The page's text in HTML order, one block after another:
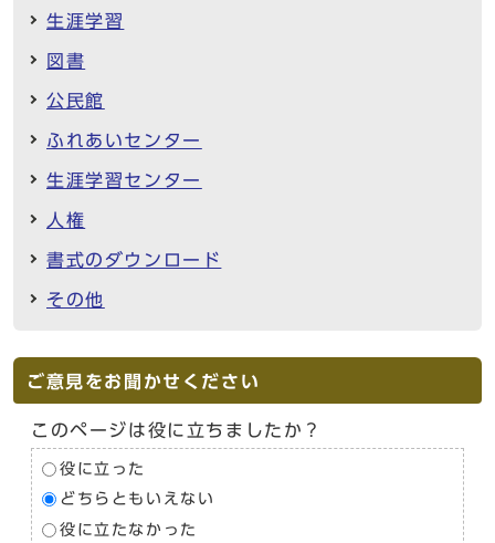
生涯学習
図書
公民館
ふれあいセンター
生涯学習センター
人権
書式のダウンロード
その他
ご意見をお聞かせください
このページは役に立ちましたか？
役に立った
どちらともいえない
役に立たなかった